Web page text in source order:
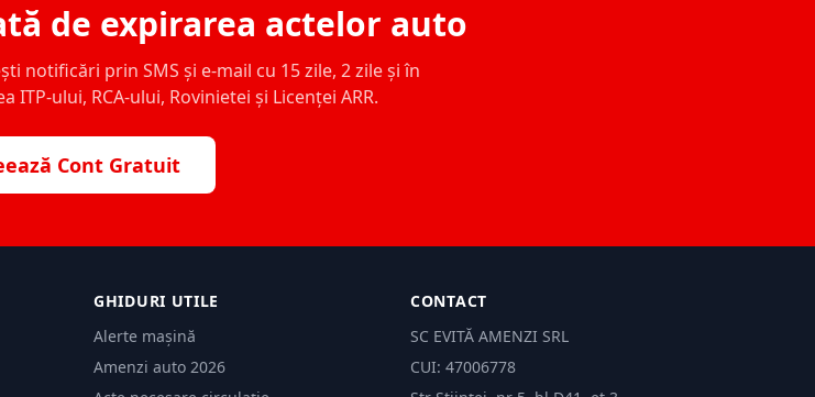
de expirarea actelor auto
notificări prin SMS și e-mail cu 15 zile, 2 zile și în
ITP-ului, RCA-ului, Rovinietei și Licenței ARR.
Cont Gratuit
GHIDURI UTILE
Alerte mașină
Amenzi auto 2026
CONTACT
SC EVITĂ AMENZI SRL
CUI: 47006778